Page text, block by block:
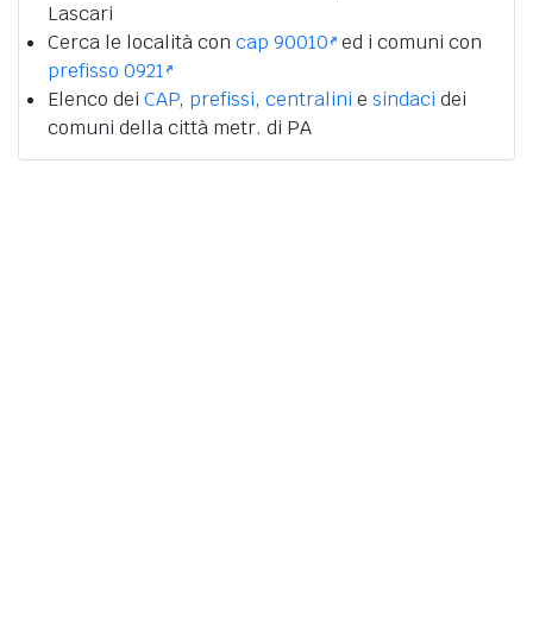
Lascari
Cerca le località con cap 90010 ed i comuni con
prefisso 0921
Elenco dei CAP, prefissi, centralini e sindaci dei
comuni della città metr. di PA